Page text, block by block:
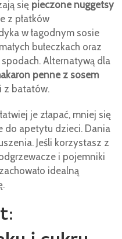
się pieczone nuggetsy
z płatków
w łagodnym sosie
bułeczkach oraz
Alternatywą dla
penne z sosem
z batatów.
je złapać, mniej się
do apetytu dzieci. Dania
Jeśli korzystasz z
i pojemniki
idealną